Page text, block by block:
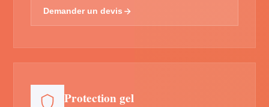
Demander un devis
Protection gel